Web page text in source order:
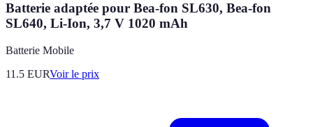
Batterie adaptée pour Bea-fon SL630, Bea-fon
SL640, Li-Ion, 3,7 V 1020 mAh
Batterie Mobile
11.5 EURVoir le prix